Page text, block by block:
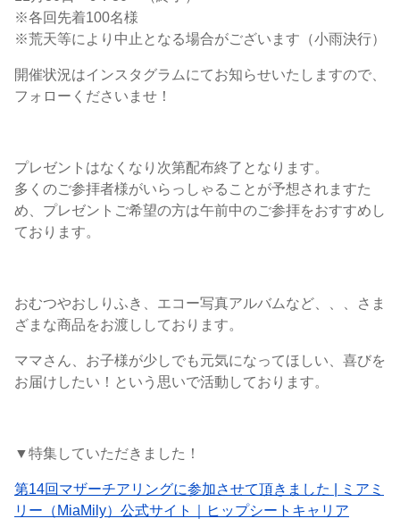
※各回先着100名様
※荒天等により中止となる場合がございます（小雨決行）
開催状況はインスタグラムにてお知らせいたしますので、
フォローくださいませ！
プレゼントはなくなり次第配布終了となります。
多くのご参拝者様がいらっしゃることが予想されますた
め、プレゼントご希望の方は午前中のご参拝をおすすめし
ております。
おむつやおしりふき、エコー写真アルバムなど、、、さま
ざまな商品をお渡ししております。
ママさん、お子様が少しでも元気になってほしい、喜びを
お届けしたい！という思いで活動しております。
▼特集していただきました！
第14回マザーチアリングに参加させて頂きました | ミアミ
リー（MiaMily）公式サイト｜ヒップシートキャリア